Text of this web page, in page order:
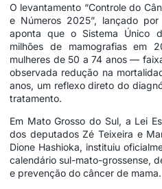
O levantamento “Controle do
e Números 2025”, lançado
aponta que o Sistema Único
milhões de mamografias em
mulheres de 50 a 74 anos —
observada redução na
anos, um reflexo direto do
tratamento.
Em Mato Grosso do Sul, a Lei
dos deputados Zé Teixeira e
Dione Hashioka, instituiu
calendário sul-mato-grossense,
e prevenção do câncer de mama.